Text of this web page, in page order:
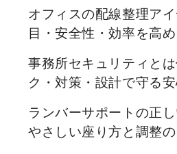
オフィスの配線整理ア
目・安全性・効率を高
事務所セキュリティと
ク・対策・設計で守る
ランバーサポートの正
やさしい座り方と調整